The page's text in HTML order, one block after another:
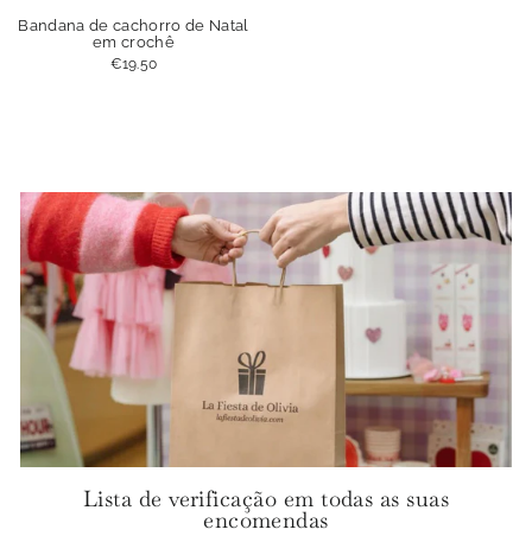
Bandana de cachorro de Natal
em crochê
€19.50
Lista de verificação em todas as suas
encomendas